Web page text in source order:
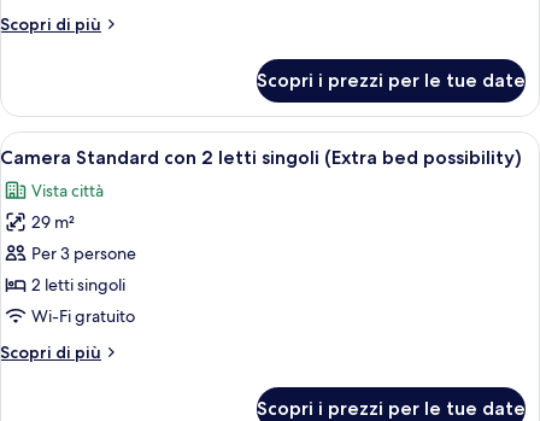
2
Scopri di più
Altri
Standard
con
2
singoli
Scopri i prezzi per le tue date
Apri
tutte
le
foto
per
Camera
Standard
2
Una camera d'albergo con due letti,
9
Camera Standard con 2 letti singoli (Extra bed possibility)
Vista città
29 m²
Per 3 persone
2 letti singoli
Wi-Fi gratuito
Scopri di più
Altri
Scopri i prezzi per le tue date